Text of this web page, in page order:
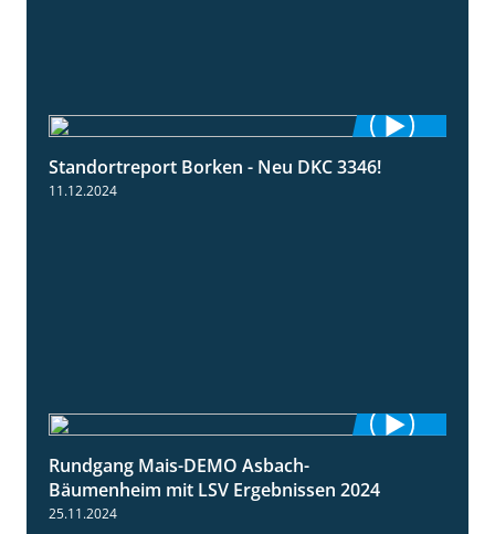
1:38
Standortreport Borken - Neu DKC 3346!
11.12.2024
Rundgang Mais-DEMO Asbach-
Bäumenheim mit LSV Ergebnissen 2024
25.11.2024